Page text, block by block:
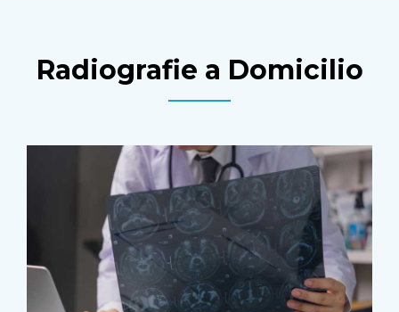
Radiografie a Domicilio